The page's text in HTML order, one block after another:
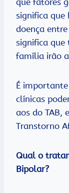
que fatores
significa que
doença
significa que
família irão
É
clínicas
aos do TAB,
Transtorno
Qual o
Bipolar?